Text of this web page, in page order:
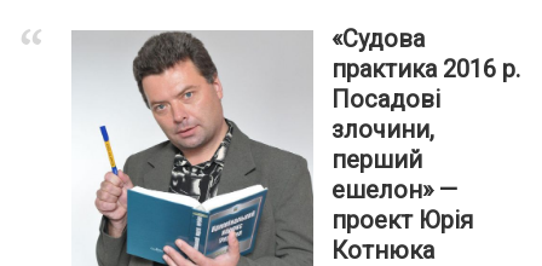
«Судова
практика 2016 р.
Посадові
злочини,
перший
ешелон» —
проект Юрія
Котнюка